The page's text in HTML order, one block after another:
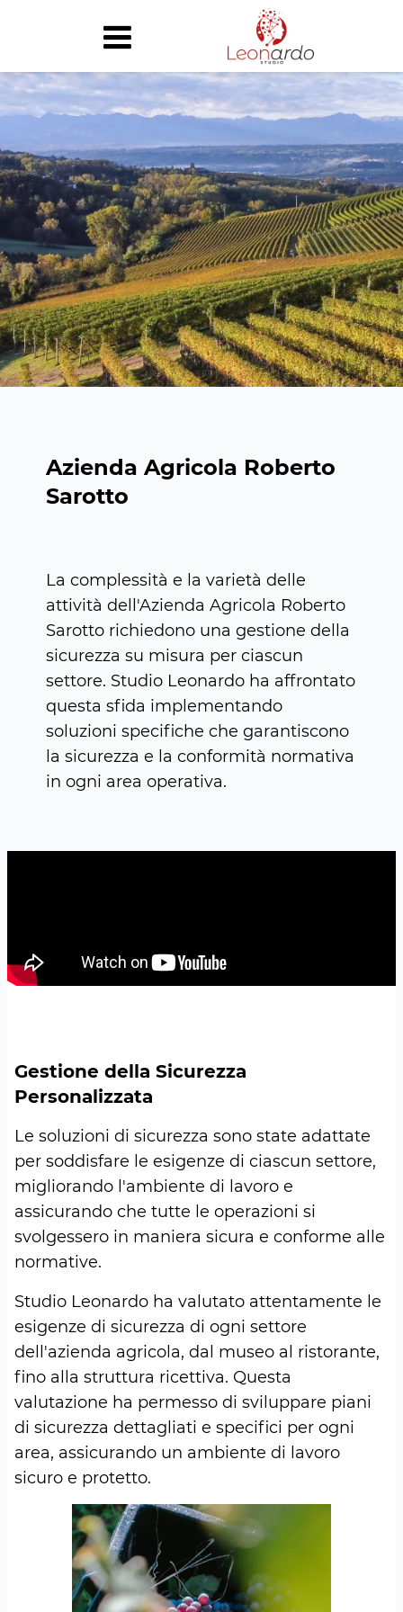
chi siamo
attività
case history
partner
news
contatti
home
Azienda Agricola Roberto
Sarotto
La complessità e la varietà delle
attività dell'Azienda Agricola Roberto
Sarotto richiedono una gestione della
sicurezza su misura per ciascun
settore. Studio Leonardo ha affrontato
questa sfida implementando
soluzioni specifiche che garantiscono
la sicurezza e la conformità normativa
in ogni area operativa.
Gestione della Sicurezza
Personalizzata
Le soluzioni di sicurezza sono state adattate
per soddisfare le esigenze di ciascun settore,
migliorando l'ambiente di lavoro e
assicurando che tutte le operazioni si
svolgessero in maniera sicura e conforme alle
normative.
Studio Leonardo ha valutato attentamente le
esigenze di sicurezza di ogni settore
dell'azienda agricola, dal museo al ristorante,
fino alla struttura ricettiva. Questa
valutazione ha permesso di sviluppare piani
di sicurezza dettagliati e specifici per ogni
area, assicurando un ambiente di lavoro
sicuro e protetto.